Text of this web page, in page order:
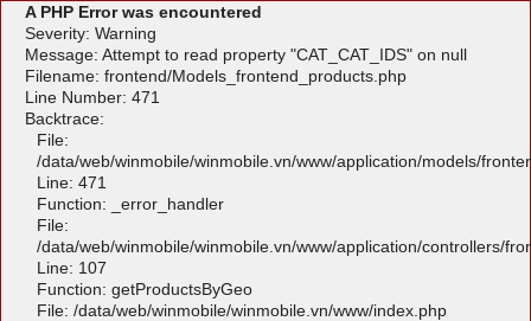
A PHP Error was encountered
Severity: Warning
Message: Attempt to read property "CAT_CAT_IDS" on null
Filename: frontend/Models_frontend_products.php
Line Number: 471
Backtrace:
File:
/data/web/winmobile/winmobile.vn/www/application/models/
Line: 471
Function: _error_handler
File:
/data/web/winmobile/winmobile.vn/www/application/controllers/
Line: 107
Function: getProductsByGeo
File: /data/web/winmobile/winmobile.vn/www/index.php